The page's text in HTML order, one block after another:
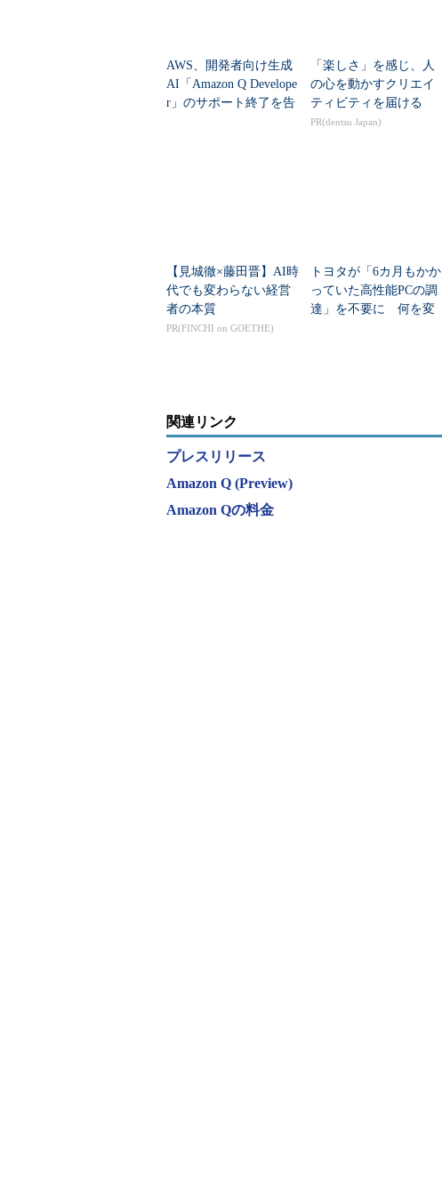
AWS、開発者向け生成
AI「Amazon Q Develope
r」のサポート終了を告
「楽しさ」を感じ、人
の心を動かすクリエイ
ティビティを届ける
PR(dentsu Japan)
【見城徹×藤田晋】AI時
代でも変わらない経営
者の本質
PR(FINCHI on GOETHE)
トヨタが「6カ月もかか
っていた高性能PCの調
達」を不要に 何を変
関連リンク
プレスリリース
Amazon Q (Preview)
Amazon Qの料金